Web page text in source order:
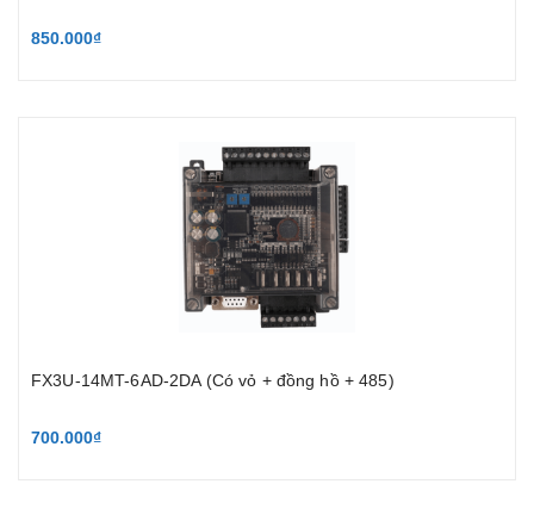
850.000₫
FX3U-14MT-6AD-2DA (Có vỏ + đồng hồ + 485)
700.000₫